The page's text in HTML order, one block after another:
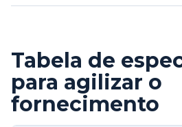
Tabela de
para agilizar o
fornecimento